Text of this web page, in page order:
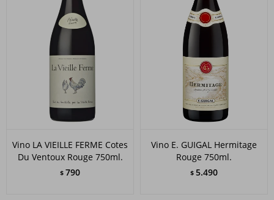
Vino LA VIEILLE FERME Cotes
Du Ventoux Rouge 750ml.
$ 790
Vino E. GUIGAL Hermitage
Rouge 750ml.
$ 5.490